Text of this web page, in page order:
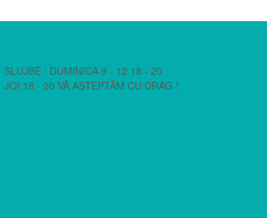
SLUJBE : DUMINICA 9 - 12 18 - 20
JOI 18 - 20 VĂ AȘTEPTĂM CU DRAG !